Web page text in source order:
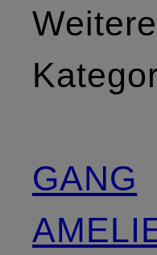
Weitere
GANG